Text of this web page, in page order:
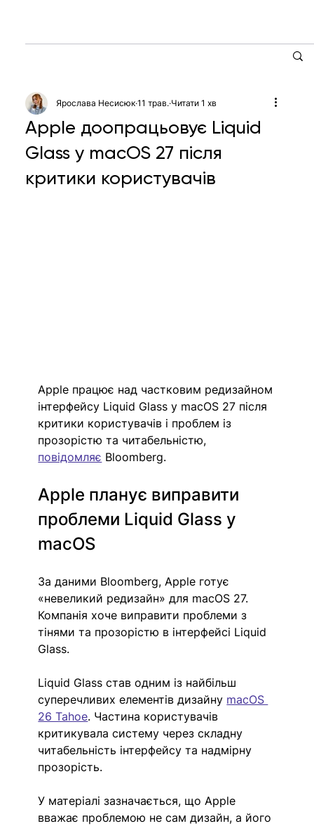
Apple доопрацьовує Liquid
Glass у macOS 27 після
критики користувачів
Ярослава Несисюк 11 трав. Читати 1 хв
Apple працює над частковим редизайном
інтерфейсу Liquid Glass у macOS 27 після
критики користувачів і проблем із
прозорістю та читабельністю,
повідомляє Bloomberg.
Apple планує виправити
проблеми Liquid Glass у
macOS
За даними Bloomberg, Apple готує
«невеликий редизайн» для macOS 27.
Компанія хоче виправити проблеми з
тінями та прозорістю в інтерфейсі Liquid
Glass.
Liquid Glass став одним із найбільш
суперечливих елементів дизайну macOS
26 Tahoe. Частина користувачів
критикувала систему через складну
читабельність інтерфейсу та надмірну
прозорість.
У матеріалі зазначається, що Apple
вважає проблемою не сам дизайн, а його